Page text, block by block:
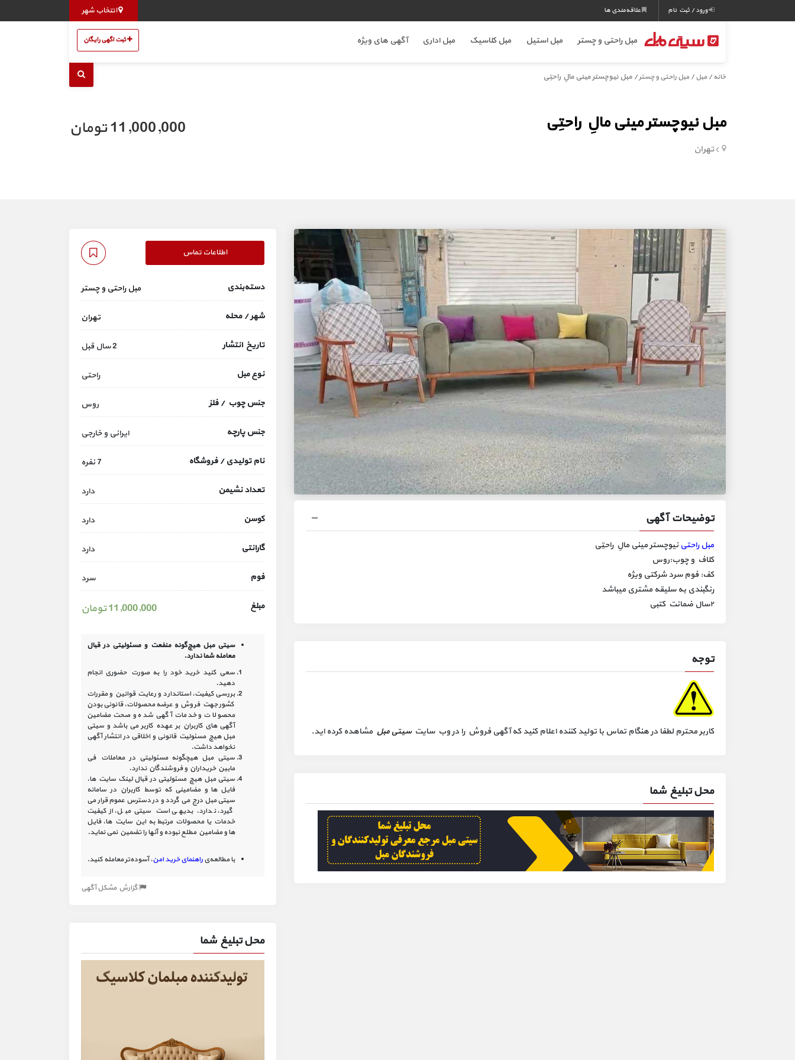
انتخاب شهر ورود / ثبت نام علاقه‌مندی ها
مبل راحتی و چستر مبل استیل مبل کلاسیک مبل اداری آگهی های ویژه ثبت اگهی رایگان
خانه / مبل/ مبل راحتی و چستر/ مبل نیوچستر مینی مالِ راحتِی
مبل نیوچستر مینی مالِ راحتِی
تهران
11,000,000 تومان
توضیحات آگهی
مبل راحتی نیوچستر مینی مالِ راحتِی
کلاف و چوب:روس
کف: فوم سرد شرکتی ویژه
رنگبندی به سلیقه مشتری میباشد
۲سال ضمانت کتبی
توجه
کاربر محترم لطفا در هنگام تماس با تولید کننده اعلام کنید که آگهی فروش را در وب سایتسیتی مبل مشاهده کرده اید.
محل تبلیغ شما
اطلاعات تماس
دسته‌بندی مبل راحتی و چستر
شهر / محله تهران
تاریخ انتشار 2 سال قبل
نوع مبل راحتی
جنس چوب / فلز روس
جنس پارچه ایرانی و خارجی
نام تولیدی / فروشگاه 7 نفره
تعداد نشیمن دارد
کوسن دارد
گارانتی دارد
فوم سرد
مبلغ 11,000,000 تومان
سیتی مبل هیچ‌گونه منفعت و مسئولیتی درقبال
معامله شما ندارد.
سعی کنید خرید خود را به صورت حضوری انجام
دهید.
بررسی کیفیت، استاندارد و رعایت قوانین و مقررات
کشور جهت فروش و عرضه محصولات، قانونی بودن
محصولات و خدمات آگهی شده و صحت مضامین
آگهی‏ های کاربران بر عهده کاربر می باشد و سیتی
مبل هیچ مسئولیت قانونی و اخلاقی در انتشار آگهی
نخواهد داشت.
سیتی مبل هیچگونه مسئولیتی در معاملات فی
مابین خریداران و فروشندگان ندارد.
سیتی مبل هیچ مسئولیتی در قبال لینک‏ سایت ‏ها،
فایل ‏ها و مضامینی که توسط کاربران در سامانه‏
سیتی مبل درج می گردد و در دسترس عموم قرار می
گیرد، ندارد. بدیهی است سیتی مبل، از کیفیت
خدمات یا محصولات مرتبط به این سایت‏ ها، فایل
ها و مضامین مطلع نبوده و آنها را تضمین نمی نماید.
با مطالعه‌یراهنمای خرید امن، آسوده‌تر معامله کنید.
گزارش مشکل آگهی
محل تبلیغ شما